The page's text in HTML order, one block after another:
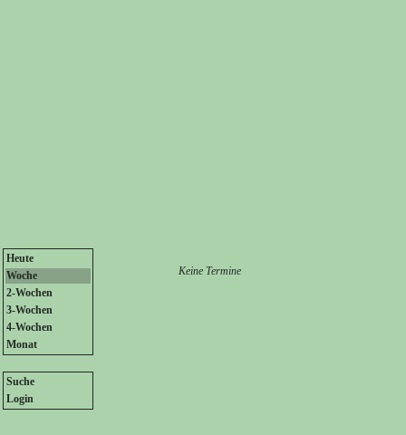
Heute
Woche
2-Wochen
3-Wochen
4-Wochen
Monat
Suche
Login
Keine Termine